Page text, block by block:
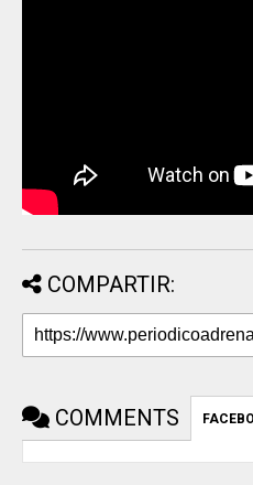
COMPARTIR:
COMMENTS